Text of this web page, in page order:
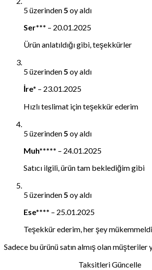
5 üzerinden5 oy aldı
Ser*** – 20.01.2025
Ürün anlatıldığı gibi, teşekkürler
5 üzerinden5 oy aldı
İre* – 23.01.2025
Hızlı teslimat için teşekkür ederim
5 üzerinden5 oy aldı
Muh***** – 24.01.2025
Satıcı ilgili, ürün tam beklediğim gibi
5 üzerinden5 oy aldı
Ese**** – 25.01.2025
Teşekkür ederim, her şey mükemmeldi
Sadece bu ürünü satın almış olan
Taksitleri Güncelle